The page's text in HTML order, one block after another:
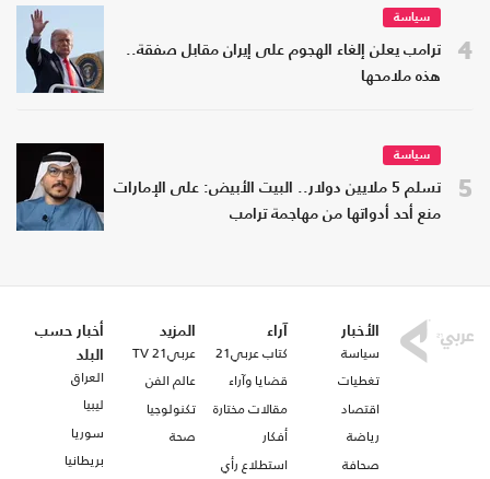
4
سياسة
ترامب يعلن إلغاء الهجوم على إيران مقابل صفقة..
هذه ملامحها
5
سياسة
تسلم 5 ملايين دولار.. البيت الأبيض: على الإمارات
منع أحد أدواتها من مهاجمة ترامب
الأخبار
سياسة
تغطيات
اقتصاد
رياضة
صحافة
آراء
كتاب عربي21
قضايا وآراء
مقالات مختارة
أفكار
استطلاع رأي
المزيد
عربي21 TV
عالم الفن
تكنولوجيا
صحة
أخبار حسب
البلد
العراق
ليبيا
سوريا
بريطانيا